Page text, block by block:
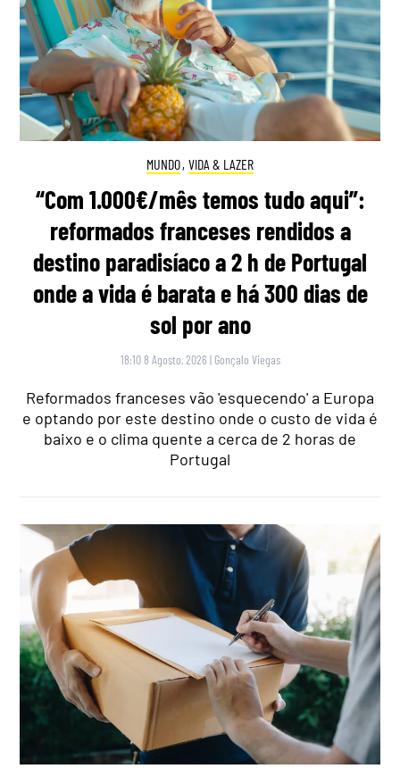
MUNDO, VIDA & LAZER
“Com 1.000€/mês temos tudo aqui”:
reformados franceses rendidos a
destino paradisíaco a 2 h de Portugal
onde a vida é barata e há 300 dias de
sol por ano
18:10 8 Agosto, 2026 | Gonçalo Viegas
Reformados franceses vão 'esquecendo' a Europa
e optando por este destino onde o custo de vida é
baixo e o clima quente a cerca de 2 horas de
Portugal